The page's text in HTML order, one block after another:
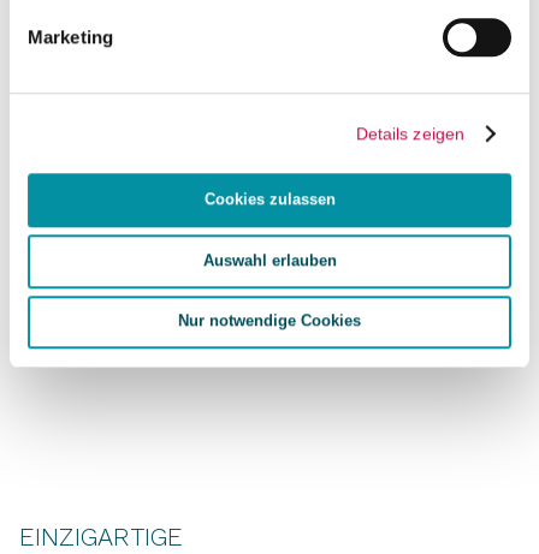
Marketing
Details zeigen
Cookies zulassen
Auswahl erlauben
Nur notwendige Cookies
EINZIGARTIGE